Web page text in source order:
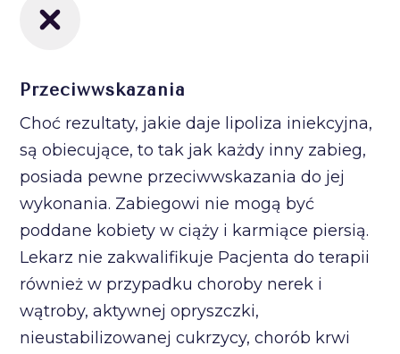
Przeciwwskazania
Choć rezultaty, jakie daje lipoliza iniekcyjna,
są obiecujące, to tak jak każdy inny zabieg,
posiada pewne przeciwwskazania do jej
wykonania. Zabiegowi nie mogą być
poddane kobiety w ciąży i karmiące piersią.
Lekarz nie zakwalifikuje Pacjenta do terapii
również w przypadku choroby nerek i
wątroby, aktywnej opryszczki,
nieustabilizowanej cukrzycy, chorób krwi